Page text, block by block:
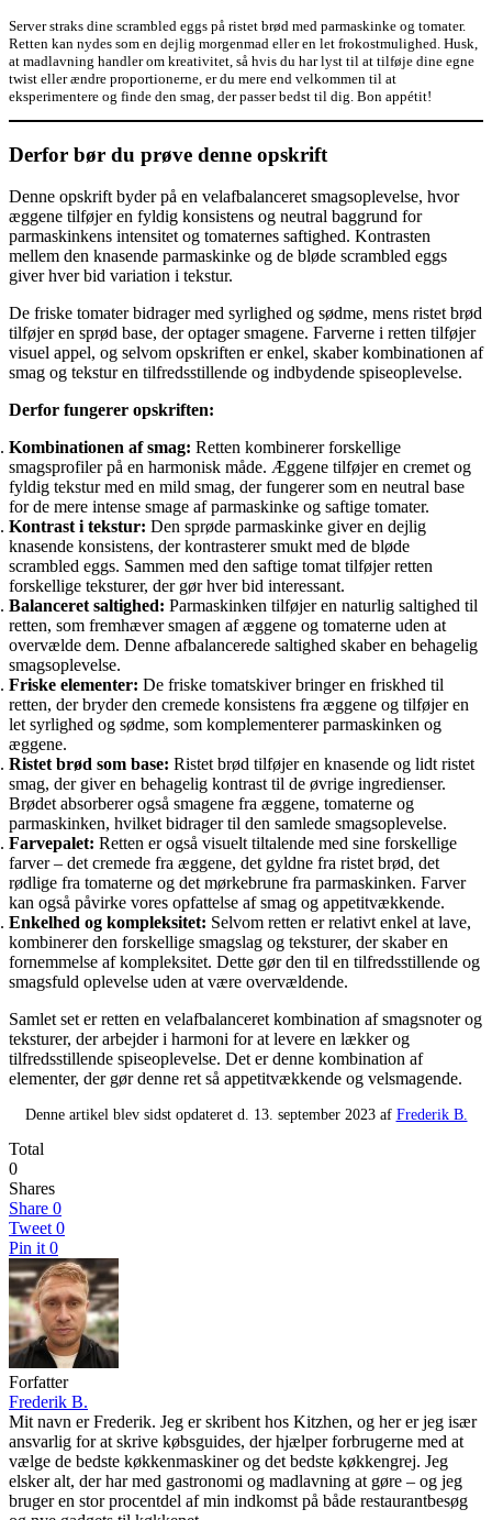
Server straks dine scrambled eggs på ristet brød med parmaskinke og tomater.
Retten kan nydes som en dejlig morgenmad eller en let frokostmulighed. Husk,
at madlavning handler om kreativitet, så hvis du har lyst til at tilføje dine egne
twist eller ændre proportionerne, er du mere end velkommen til at
eksperimentere og finde den smag, der passer bedst til dig. Bon appétit!
Derfor bør du prøve denne opskrift
Denne opskrift byder på en velafbalanceret smagsoplevelse, hvor
æggene tilføjer en fyldig konsistens og neutral baggrund for
parmaskinkens intensitet og tomaternes saftighed. Kontrasten
mellem den knasende parmaskinke og de bløde scrambled eggs
giver hver bid variation i tekstur.
De friske tomater bidrager med syrlighed og sødme, mens ristet brød
tilføjer en sprød base, der optager smagene. Farverne i retten tilføjer
visuel appel, og selvom opskriften er enkel, skaber kombinationen af
smag og tekstur en tilfredsstillende og indbydende spiseoplevelse.
Derfor fungerer opskriften:
Kombinationen af smag: Retten kombinerer forskellige
smagsprofiler på en harmonisk måde. Æggene tilføjer en cremet og
fyldig tekstur med en mild smag, der fungerer som en neutral base
for de mere intense smage af parmaskinke og saftige tomater.
Kontrast i tekstur: Den sprøde parmaskinke giver en dejlig
knasende konsistens, der kontrasterer smukt med de bløde
scrambled eggs. Sammen med den saftige tomat tilføjer retten
forskellige teksturer, der gør hver bid interessant.
Balanceret saltighed: Parmaskinken tilføjer en naturlig saltighed til
retten, som fremhæver smagen af æggene og tomaterne uden at
overvælde dem. Denne afbalancerede saltighed skaber en behagelig
smagsoplevelse.
Friske elementer: De friske tomatskiver bringer en friskhed til
retten, der bryder den cremede konsistens fra æggene og tilføjer en
let syrlighed og sødme, som komplementerer parmaskinken og
æggene.
Ristet brød som base: Ristet brød tilføjer en knasende og lidt ristet
smag, der giver en behagelig kontrast til de øvrige ingredienser.
Brødet absorberer også smagene fra æggene, tomaterne og
parmaskinken, hvilket bidrager til den samlede smagsoplevelse.
Farvepalet: Retten er også visuelt tiltalende med sine forskellige
farver – det cremede fra æggene, det gyldne fra ristet brød, det
rødlige fra tomaterne og det mørkebrune fra parmaskinken. Farver
kan også påvirke vores opfattelse af smag og appetitvækkende.
Enkelhed og kompleksitet: Selvom retten er relativt enkel at lave,
kombinerer den forskellige smagslag og teksturer, der skaber en
fornemmelse af kompleksitet. Dette gør den til en tilfredsstillende og
smagsfuld oplevelse uden at være overvældende.
Samlet set er retten en velafbalanceret kombination af smagsnoter og
teksturer, der arbejder i harmoni for at levere en lækker og
tilfredsstillende spiseoplevelse. Det er denne kombination af
elementer, der gør denne ret så appetitvækkende og velsmagende.
Denne artikel blev sidst opdateret d. 13. september 2023 af Frederik B.
Total
0
Shares
Share 0
Tweet 0
Pin it 0
Forfatter
Frederik B.
Mit navn er Frederik. Jeg er skribent hos Kitzhen, og her er jeg især
ansvarlig for at skrive købsguides, der hjælper forbrugerne med at
vælge de bedste køkkenmaskiner og det bedste køkkengrej. Jeg
elsker alt, der har med gastronomi og madlavning at gøre – og jeg
bruger en stor procentdel af min indkomst på både restaurantbesøg